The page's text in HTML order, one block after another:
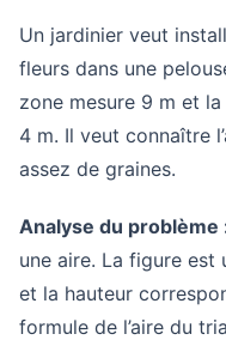
Un jardinier veut
fleurs dans une
zone mesure 9 m et
4 m. Il veut connaître
assez de graines.
Analyse du problème
une aire. La figure est
et la hauteur
formule de l’aire du